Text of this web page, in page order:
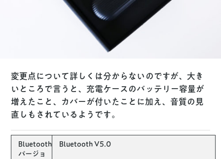
変更点について詳しくは分からないのですが、大き
いところで言うと、充電ケースのバッテリー容量が
増えたこと、カバーが付いたことに加え、音質の見
直しもされているようです。
Bluetooth
パージョ
Bluetooth V5.0